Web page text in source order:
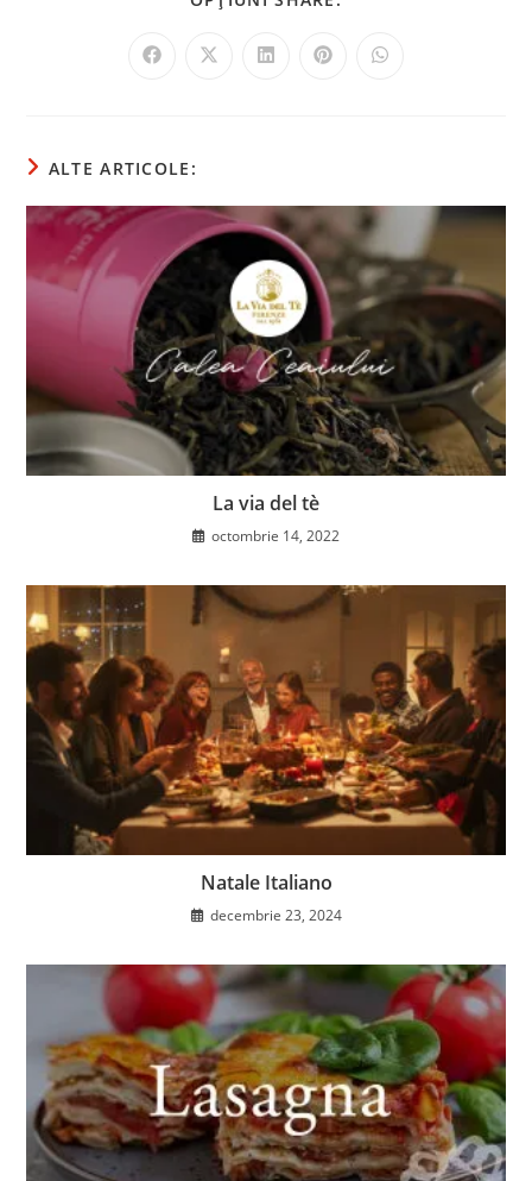
ALTE ARTICOLE:
La via del tè
octombrie 14, 2022
Natale Italiano
decembrie 23, 2024